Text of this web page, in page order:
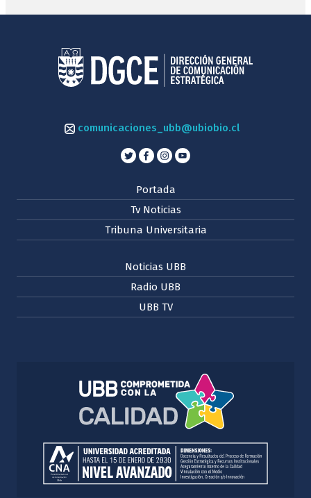
comunicaciones_ubb@ubiobio.cl
Portada
Tv Noticias
Tribuna Universitaria
Noticias UBB
Radio UBB
UBB TV